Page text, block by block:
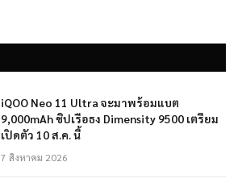
iQOO Neo 11 Ultra จะมาพร้อมแบต
9,000mAh ชิปเรือธง Dimensity 9500 เตรียม
เปิดตัว 10 ส.ค. นี้
7 สิงหาคม 2026